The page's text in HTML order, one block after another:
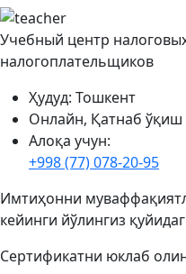
Учебный центр
налогоплательщиков
Ҳудуд: Тошкент
Онлайн, Қатнаб ўқиш
Алоқа учун:
+998 (77) 078-20-95
Имтиҳонни
кейинги йўлингиз
Сертификатни юклаб